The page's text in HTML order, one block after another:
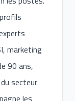
marketing
90 ans,
secteur